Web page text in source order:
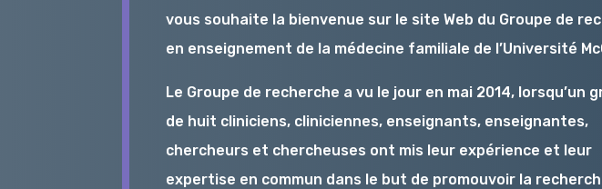
vous souhaite la bienvenue sur le site Web du Groupe de
en enseignement de la médecine familiale de l’Université
Le Groupe de recherche a vu le jour en mai 2014, lorsqu’un
de huit cliniciens, cliniciennes, enseignants, enseignantes,
chercheurs et chercheuses ont mis leur expérience et leur
expertise en commun dans le but de promouvoir la